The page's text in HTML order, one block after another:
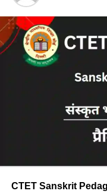
CTET
आयोजन
पंजीकरण की तारीखें
शुल्क जमा करने की अंतिम तिथि
ऑनलाइन सुधार
सीटीईटी परीक्षा तिथि 2024
CTET Sanskrit